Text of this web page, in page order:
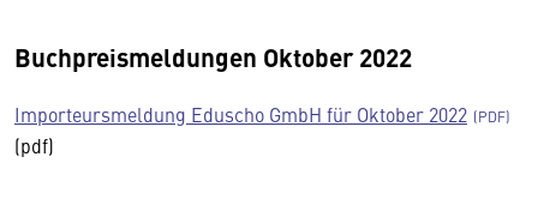
Buchpreismeldungen Oktober 2022
Importeursmeldung Eduscho GmbH für Oktober 2022
(pdf)